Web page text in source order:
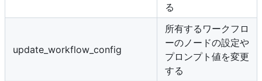
る
update_workflow_config
所有するワークフロ
ーのノードの設定や
プロンプト値を変更
する